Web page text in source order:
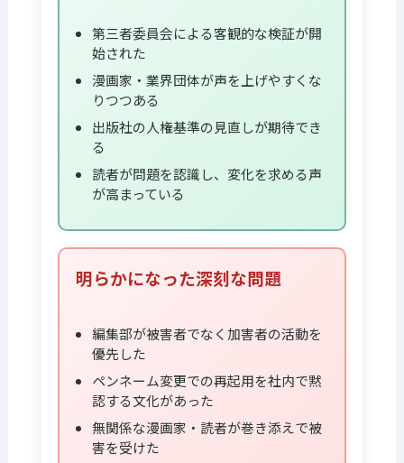
第三者委員会による客観的な検証が開
始された
漫画家・業界団体が声を上げやすくな
りつつある
出版社の人権基準の見直しが期待でき
る
読者が問題を認識し、変化を求める声
が高まっている
明らかになった深刻な問題
編集部が被害者でなく加害者の活動を
優先した
ペンネーム変更での再起用を社内で黙
認する文化があった
無関係な漫画家・読者が巻き添えで被
害を受けた